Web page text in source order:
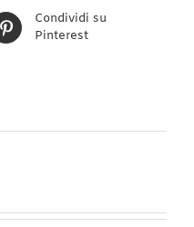
Condividi su
Pinterest